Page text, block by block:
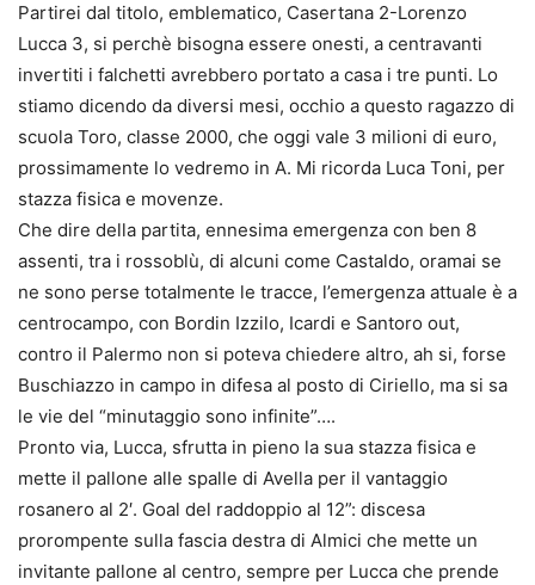
Partirei dal titolo, emblematico, Casertana 2-Lorenzo
Lucca 3, si perchè bisogna essere onesti, a centravanti
invertiti i falchetti avrebbero portato a casa i tre punti. Lo
stiamo dicendo da diversi mesi, occhio a questo ragazzo di
scuola Toro, classe 2000, che oggi vale 3 milioni di euro,
prossimamente lo vedremo in A. Mi ricorda Luca Toni, per
stazza fisica e movenze.
Che dire della partita, ennesima emergenza con ben 8
assenti, tra i rossoblù, di alcuni come Castaldo, oramai se
ne sono perse totalmente le tracce, l’emergenza attuale è a
centrocampo, con Bordin Izzilo, Icardi e Santoro out,
contro il Palermo non si poteva chiedere altro, ah si, forse
Buschiazzo in campo in difesa al posto di Ciriello, ma si sa
le vie del “minutaggio sono infinite”….
Pronto via, Lucca, sfrutta in pieno la sua stazza fisica e
mette il pallone alle spalle di Avella per il vantaggio
rosanero al 2′. Goal del raddoppio al 12”: discesa
prorompente sulla fascia destra di Almici che mette un
invitante pallone al centro, sempre per Lucca che prende